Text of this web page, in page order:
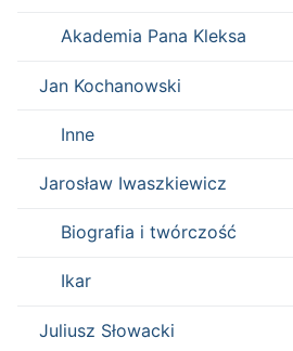
Akademia Pana Kleksa
Jan Kochanowski
Inne
Jarosław Iwaszkiewicz
Biografia i twórczość
Ikar
Juliusz Słowacki